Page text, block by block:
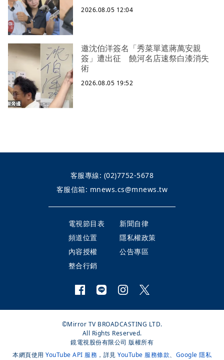
2026.08.05 12:04
邀沈伯洋簽名「秀菜單遮蔣萬安親
簽」遭出征 饒河名店速祭白漆消失
術
2026.08.05 19:52
客服專線: (02)7752-5678
客服信箱: mnews.cs@mnews.tw
電視節目表
新聞自律
頻道位置
隱私權政策
內容授權
公告專區
整合行銷
©Mirror TV BROADCASTING LTD.
All Rights Reserved.
鏡電視股份有限公司 版權所有
本網頁使用 YouTube API 服務 ，詳見 YouTube 服務條款、 Google 隱私